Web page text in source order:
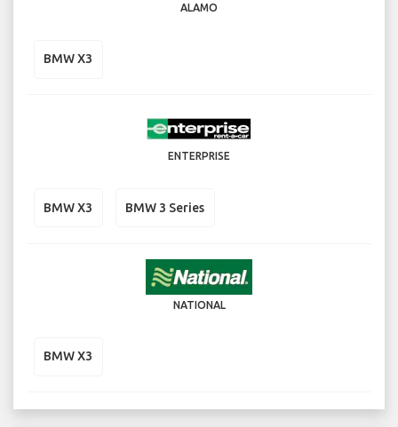
ALAMO
BMW X3
ENTERPRISE
BMW X3 BMW 3 Series
NATIONAL
BMW X3